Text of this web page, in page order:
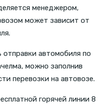
менеджером,
может зависит от
автомобиля по
можно заполнив
перевозки на автовозе.
горячей линии 8